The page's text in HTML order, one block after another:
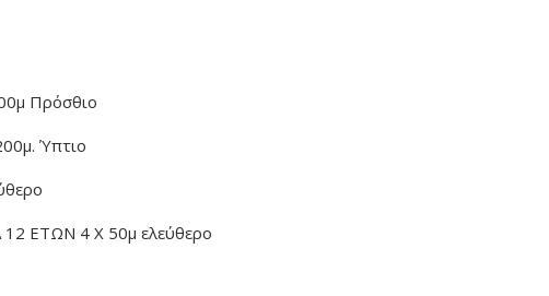
Πρόσθιο
Ύπτιο
ΕΤΩΝ 4 Χ 50μ ελεύθερο